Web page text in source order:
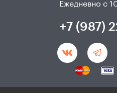
Ежедневно с
+7 (987)